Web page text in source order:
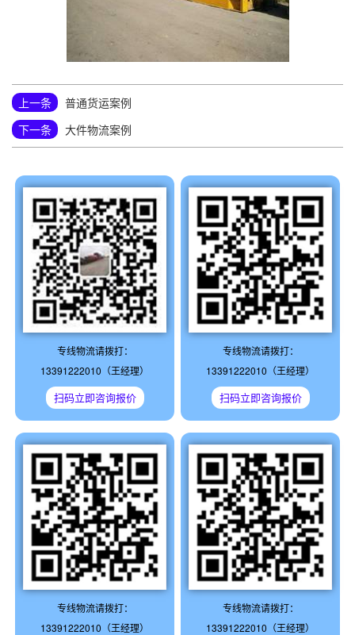
上一条
普通货运案例
下一条
大件物流案例
专线物流请拨打：
13391222010（王经理）
扫码立即咨询报价
专线物流请拨打：
13391222010（王经理）
扫码立即咨询报价
专线物流请拨打：
13391222010（王经理）
专线物流请拨打：
13391222010（王经理）